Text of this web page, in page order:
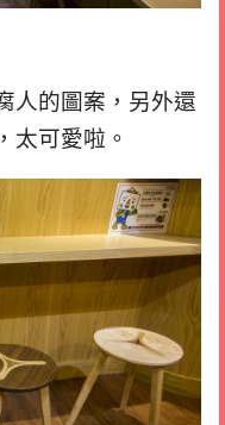
人的圖案，另外還
太可愛啦。